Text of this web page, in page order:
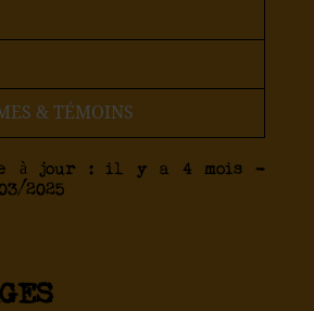
& TÉMOINS
à jour : il y a 4 mois -
2025